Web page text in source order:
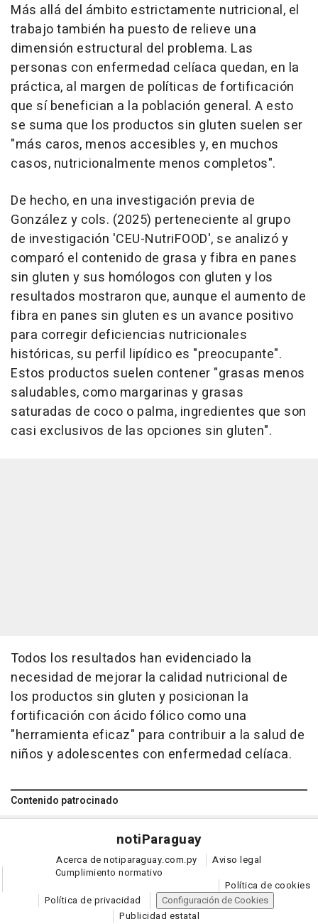
Más allá del ámbito estrictamente nutricional, el
trabajo también ha puesto de relieve una
dimensión estructural del problema. Las
personas con enfermedad celíaca quedan, en la
práctica, al margen de políticas de fortificación
que sí benefician a la población general. A esto
se suma que los productos sin gluten suelen ser
"más caros, menos accesibles y, en muchos
casos, nutricionalmente menos completos".
De hecho, en una investigación previa de
González y cols. (2025) perteneciente al grupo
de investigación 'CEU-NutriFOOD', se analizó y
comparó el contenido de grasa y fibra en panes
sin gluten y sus homólogos con gluten y los
resultados mostraron que, aunque el aumento de
fibra en panes sin gluten es un avance positivo
para corregir deficiencias nutricionales
históricas, su perfil lipídico es "preocupante".
Estos productos suelen contener "grasas menos
saludables, como margarinas y grasas
saturadas de coco o palma, ingredientes que son
casi exclusivos de las opciones sin gluten".
Todos los resultados han evidenciado la
necesidad de mejorar la calidad nutricional de
los productos sin gluten y posicionan la
fortificación con ácido fólico como una
"herramienta eficaz" para contribuir a la salud de
niños y adolescentes con enfermedad celíaca.
Contenido patrocinado
notiParaguay
Acerca de notiparaguay.com.py
Aviso legal
Cumplimiento normativo
Política de cookies
Política de privacidad
Configuración de Cookies
Publicidad estatal